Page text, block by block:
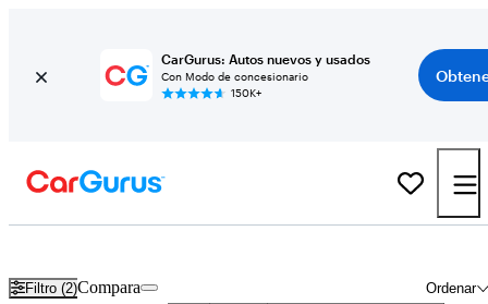
CarGurus: Autos nuevos y usados
Con Modo de concesionario
150K+
Filtro (2) Ordenar
Compara